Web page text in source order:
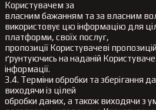
Користувачем за
власним бажанням та за власним
використовує цю інформацію для
платформи, своїх послуг,
пропозиції Користувачеві
ґрунтуючись на наданій
інформації.
3.4. Терміни обробки та зберігання
виходячи із цілей
обробки даних, а також виходячи з